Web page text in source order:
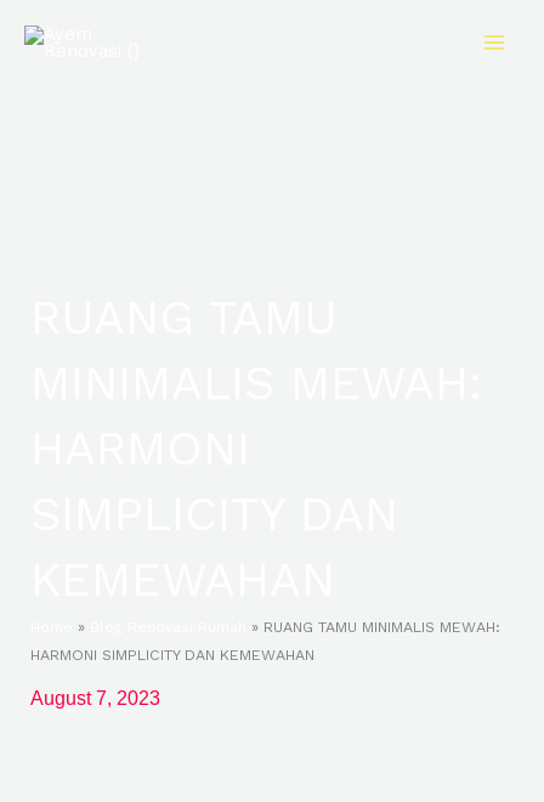
» » RUANG TAMU MINIMALIS MEWAH:
HARMONI SIMPLICITY DAN KEMEWAHAN
August 7, 2023